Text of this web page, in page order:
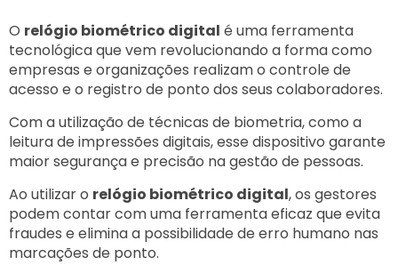
O relógio biométrico digital é uma ferramenta
tecnológica que vem revolucionando a forma como
empresas e organizações realizam o controle de
acesso e o registro de ponto dos seus colaboradores.
Com a utilização de técnicas de biometria, como a
leitura de impressões digitais, esse dispositivo garante
maior segurança e precisão na gestão de pessoas.
Ao utilizar o relógio biométrico digital, os gestores
podem contar com uma ferramenta eficaz que evita
fraudes e elimina a possibilidade de erro humano nas
marcações de ponto.